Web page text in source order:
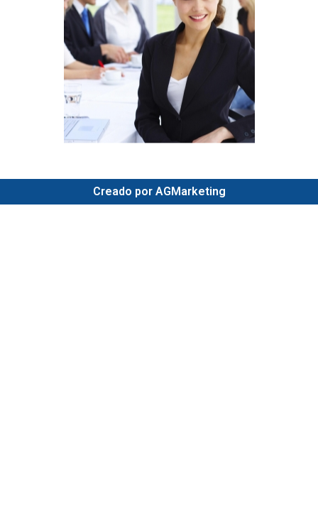
Creado por AGMarketing